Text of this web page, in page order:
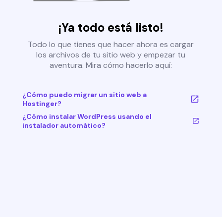
¡Ya todo está listo!
Todo lo que tienes que hacer ahora es cargar
los archivos de tu sitio web y empezar tu
aventura. Mira cómo hacerlo aquí:
¿Cómo puedo migrar un sitio web a
Hostinger?
¿Cómo instalar WordPress usando el
instalador automático?